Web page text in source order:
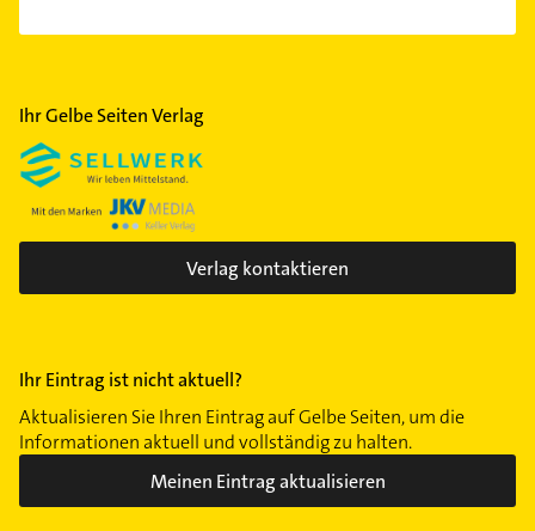
Ihr Gelbe Seiten Verlag
Verlag kontaktieren
Ihr Eintrag ist nicht aktuell?
Aktualisieren Sie Ihren Eintrag auf Gelbe Seiten, um die
Informationen aktuell und vollständig zu halten.
Meinen Eintrag aktualisieren